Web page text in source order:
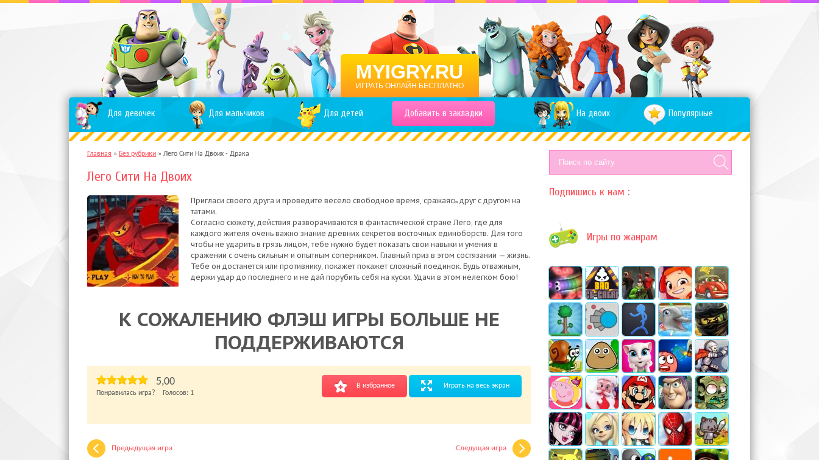
MYIGRY.RU
ИГРАТЬ ОНЛАЙН БЕСПЛАТНО
Для девочек Для мальчиков Для детей Добавить в закладки На двоих Популярные
Главная » Без рубрики » Лего Сити На Двоих - Драка
Лего Сити На Двоих
Пригласи своего друга и проведите весело свободное время, сражаясь друг с другом на
татами.
Согласно сюжету, действия разворачиваются в фантастической стране Лего, где для
каждого жителя очень важно знание древних секретов восточных единоборств. Для того
чтобы не ударить в грязь лицом, тебе нужно будет показать свои навыки и умения в
сражении с очень сильным и опытным соперником. Главный приз в этом состязании — жизнь.
Тебе он достанется или противнику, покажет покажет сложный поединок. Будь отважным,
держи удар до последнего и не дай порубить себя на куски. Удачи в этом нелегком бою!
К СОЖАЛЕНИЮ ФЛЭШ ИГРЫ БОЛЬШЕ НЕ
ПОДДЕРЖИВАЮТСЯ
В избранное Играть на весь экран
5,00
Понравилась игра? Голосов: 1
Предыдущая игра Следущая игра
Подпишись к нам :
Игры по жанрам